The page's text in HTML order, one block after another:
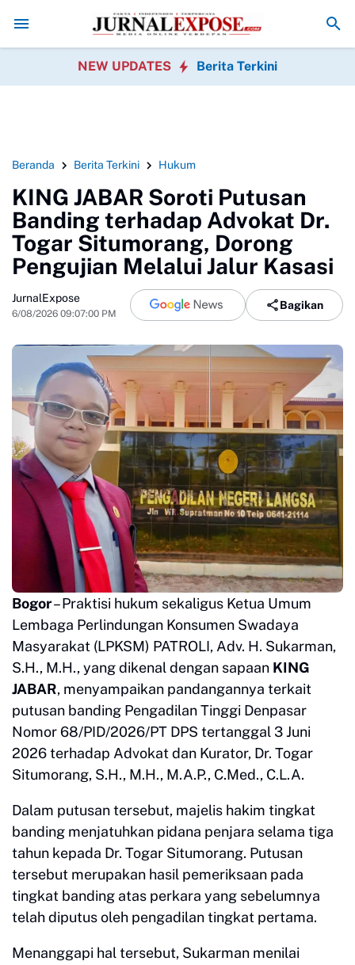
Nias, Perkuat Sinergi TNI AL dan Polri Jaga Kamtibmas KNPI
NEW UPDATES Berita Terkini
Beranda Berita Terkini Hukum
KING JABAR Soroti Putusan
Banding terhadap Advokat Dr.
Togar Situmorang, Dorong
Pengujian Melalui Jalur Kasasi
JurnalExpose
6/08/2026 09:07:00 PM
Bagikan
Bogor– Praktisi hukum sekaligus Ketua Umum
Lembaga Perlindungan Konsumen Swadaya
Masyarakat (LPKSM) PATROLI, Adv. H. Sukarman,
S.H., M.H., yang dikenal dengan sapaan KING
JABAR, menyampaikan pandangannya terkait
putusan banding Pengadilan Tinggi Denpasar
Nomor 68/PID/2026/PT DPS tertanggal 3 Juni
2026 terhadap Advokat dan Kurator, Dr. Togar
Situmorang, S.H., M.H., M.A.P., C.Med., C.L.A.
Dalam putusan tersebut, majelis hakim tingkat
banding menjatuhkan pidana penjara selama tiga
tahun kepada Dr. Togar Situmorang. Putusan
tersebut merupakan hasil pemeriksaan pada
tingkat banding atas perkara yang sebelumnya
telah diputus oleh pengadilan tingkat pertama.
Menanggapi hal tersebut, Sukarman menilai